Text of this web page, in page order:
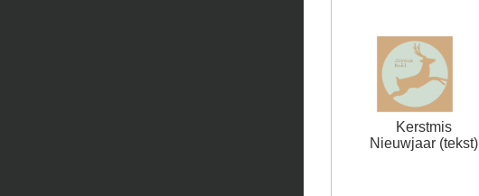
Kerstmis
Nieuwjaar (tekst)